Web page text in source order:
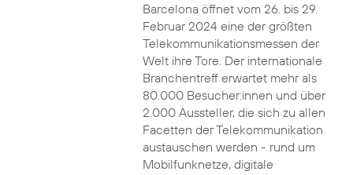
Barcelona öffnet vom 26. bis 29.
Februar 2024 eine der größten
Telekommunikationsmessen der
Welt ihre Tore. Der internationale
Branchentreff erwartet mehr als
80.000 Besucher:innen und über
2.000 Aussteller, die sich zu allen
Facetten der Telekommunikation
austauschen werden - rund um
Mobilfunknetze, digitale